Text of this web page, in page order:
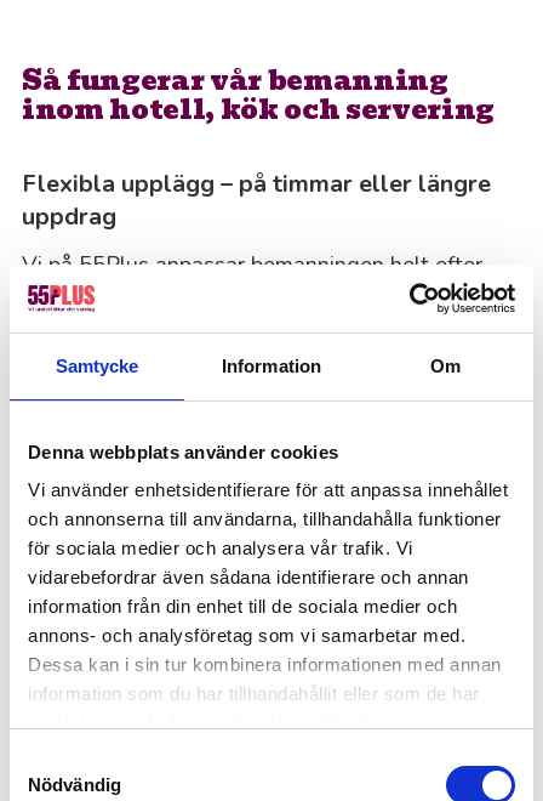
Samtycke Information Om
Denna webbplats använder cookies
Vi använder enhetsidentifierare för att anpassa innehållet
och annonserna till användarna, tillhandahålla funktioner
för sociala medier och analysera vår trafik. Vi
vidarebefordrar även sådana identifierare och annan
information från din enhet till de sociala medier och
annons- och analysföretag som vi samarbetar med.
Dessa kan i sin tur kombinera informationen med annan
information som du har tillhandahållit eller som de har
Nödvändig
Så fungerar vår bemanning
inom hotell, kök och servering
Flexibla upplägg – på timmar eller längre
uppdrag
Vi på 55Plus anpassar bemanningen helt efter
dina behov. Kanske handlar det om en kortare
insats vid sjukfrånvaro eller extra händer under
högsäsong: oavsett vilket hittar vi en lösning som
fungerar. Du bestämmer själv hur länge du vill ha
Enkel process från förfrågan till uppstart
Vi vet att tid är värdefullt, därför håller vi
processen enkel. Du kontaktar oss med dina
behov, vi matchar rätt person och tar hand om allt
runt omkring. Under hela samarbetet har du en
dedikerad kontaktperson som finns till hands för